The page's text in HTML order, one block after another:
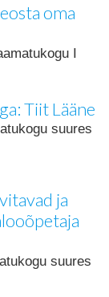
oma
I
Tiit Lääne
suures
ja
suures